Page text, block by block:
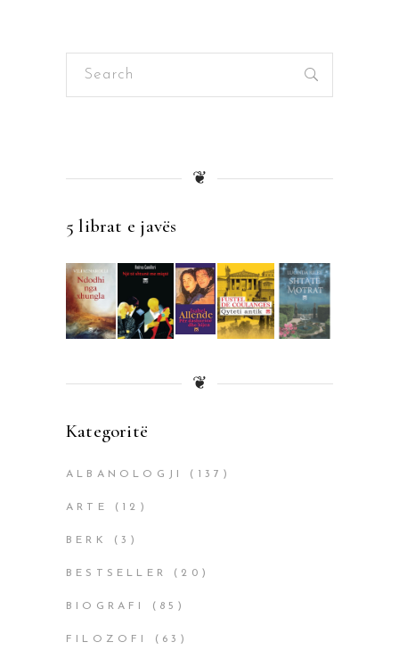
Search
❦
5 librat e javës
❦
Kategoritë
ALBANOLOGJI (137)
ARTE (12)
BERK (3)
BESTSELLER (20)
BIOGRAFI (85)
FILOZOFI (63)